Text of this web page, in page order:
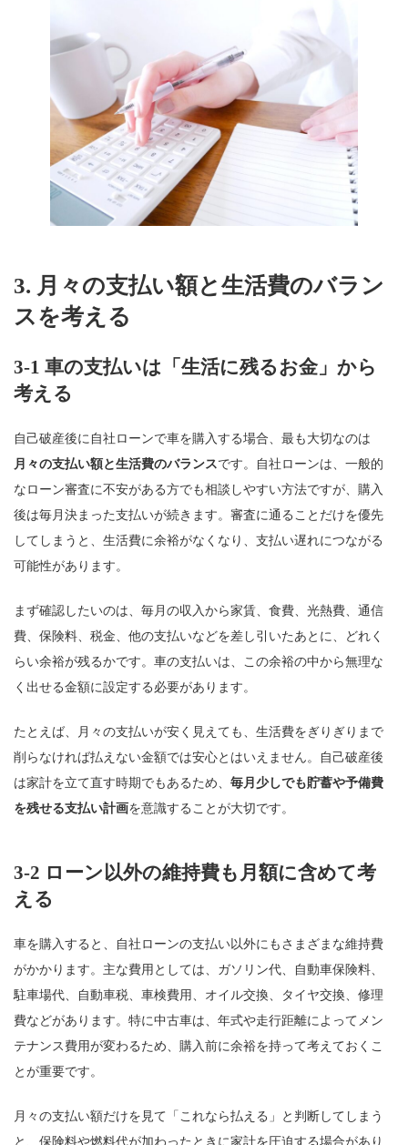
3. 月々の支払い額と生活費のバラン
スを考える
3-1 車の支払いは「生活に残るお金」から
考える
自己破産後に自社ローンで車を購入する場合、最も大切なのは
月々の支払い額と生活費のバランスです。自社ローンは、一般的
なローン審査に不安がある方でも相談しやすい方法ですが、購入
後は毎月決まった支払いが続きます。審査に通ることだけを優先
してしまうと、生活費に余裕がなくなり、支払い遅れにつながる
可能性があります。
まず確認したいのは、毎月の収入から家賃、食費、光熱費、通信
費、保険料、税金、他の支払いなどを差し引いたあとに、どれく
らい余裕が残るかです。車の支払いは、この余裕の中から無理な
く出せる金額に設定する必要があります。
たとえば、月々の支払いが安く見えても、生活費をぎりぎりまで
削らなければ払えない金額では安心とはいえません。自己破産後
は家計を立て直す時期でもあるため、 毎月少しでも貯蓄や予備費
を残せる支払い計画を意識することが大切です。
3-2 ローン以外の維持費も月額に含めて考
える
車を購入すると、自社ローンの支払い以外にもさまざまな維持費
がかかります。主な費用としては、ガソリン代、自動車保険料、
駐車場代、自動車税、車検費用、オイル交換、タイヤ交換、修理
費などがあります。特に中古車は、年式や走行距離によってメン
テナンス費用が変わるため、購入前に余裕を持って考えておくこ
とが重要です。
月々の支払い額だけを見て「これなら払える」と判断してしまう
と、保険料や燃料代が加わったときに家計を圧迫する場合があり